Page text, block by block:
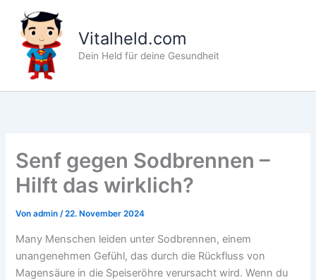
Inhalt
springen
Vitalheld.com
Dein Held für deine Gesundheit
Senf gegen Sodbrennen –
Hilft das wirklich?
Vonadmin/22. November 2024
Many Menschen leiden unter Sodbrennen, einem
unangenehmen Gefühl, das durch die Rückfluss von
Magensäure in die Speiseröhre verursacht wird. Wenn du